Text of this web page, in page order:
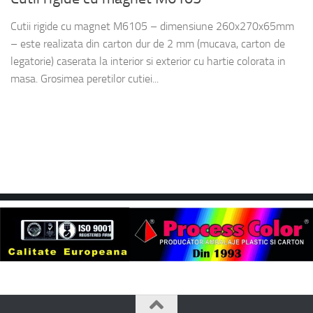
Cutii rigide cu magnet M6105 – dimensiune 260x270x65mm
– este realizata din carton dur de 2 mm (mucava, carton de
legatorie) caserata la interior si exterior cu hartie colorata in
masa. Grosimea peretilor cutiei...